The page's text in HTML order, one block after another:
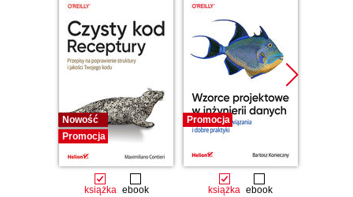
Nowość
Promocja
książka ebook
Promocja
książka ebook